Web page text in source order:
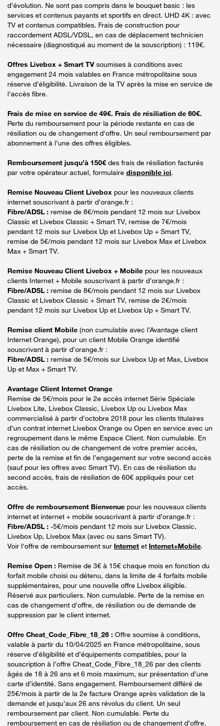
d’évolution. Ne sont pas compris dans le bouquet basic : les
services et contenus payants et sportifs en direct. UHD 4K : avec
TV et contenus compatibles. Frais de construction pour
raccordement ADSL/VDSL, en cas de déplacement technicien
nécessaire (diagnostiqué au moment de la souscription) : 119€.
Offres Livebox + Smart TV soumises à conditions avec
engagement 24 mois valables en France métropolitaine sous
réserve d’éligibilité. Livraison de la TV après la mise en service de
l'accès fibre.
Frais de mise en service de 49€. Frais de résiliation de 60€.
Perte du remboursement pour la période restante en cas de
résiliation ou de changement d'offre. Un seul remboursement par
abonnement à l’une des offres éligibles.
Remboursement jusqu’à 150€ des frais de résiliation facturés
par votre opérateur actuel, formulaire disponible ici.
Remise Nouveau Client Livebox pour les nouveaux clients
internet souscrivant à partir d’orange.fr :
Fibre/ADSL : remise de 8€/mois pendant 12 mois sur Livebox
Classic et Livebox Classic + Smart TV, remise de 7€/mois
pendant 12 mois sur Livebox Up et Livebox Up + Smart TV,
remise de 5€/mois pendant 12 mois sur Livebox Max et Livebox
Max + Smart TV.
Remise Nouveau Client Livebox + Mobile pour les nouveaux
clients Internet + Mobile souscrivant à partir d’orange.fr :
Fibre/ADSL : remise de 8€/mois pendant 12 mois sur Livebox
Classic et Livebox Classic + Smart TV, remise de 2€/mois
pendant 12 mois sur Livebox Up et Livebox Up + Smart TV.
Remise client Mobile (non cumulable avec l’Avantage client
Internet Orange), pour un client Mobile Orange identifié
souscrivant à partir d’orange.fr :
Fibre/ADSL : remise de 5€/mois sur Livebox Up et Max, Livebox
Up et Max + Smart TV.
Avantage Client Internet Orange
Remise de 5€/mois pour le 2e accès internet Série Spéciale
Livebox Lite, Livebox Classic, Livebox Up ou Livebox Max
commercialisé à partir d’octobre 2018 pour les clients titulaires
d’un contrat internet Livebox Orange ou Open en service avec un
regroupement dans le même Espace Client. Non cumulable. En
cas de résiliation ou de changement de votre premier accès,
perte de la remise et fin de l’engagement sur votre second accès
(sauf pour les offres avec Smart TV). En cas de résiliation du
second accès, frais de résiliation de 60€ appliqués pour cet
accès.
Offre de remboursement Bienvenue pour les nouveaux clients
internet et internet + mobile souscrivant à partir d’orange.fr :
Fibre/ADSL : -5€/mois pendant 12 mois sur Livebox Classic,
Livebox Up, Livebox Max (avec ou sans Smart TV).
Voir l'offre de remboursement sur Internet et Internet+Mobile.
Remise Open : Remise de 3€ à 15€ chaque mois en fonction du
forfait mobile choisi ou détenu, dans la limite de 4 forfaits mobile
supplémentaires, pour une nouvelle offre Livebox éligible.
Réservé aux particuliers. Non cumulable. Perte de la remise en
cas de changement d'offre, de résiliation ou de demande de
suppression par le client internet.
Offre Cheat_Code_Fibre_18_26 : Offre soumise à conditions,
valable à partir du 10/04/2025 en France métropolitaine, sous
réserve d’éligibilité et d’équipements compatibles, pour la
souscription à l’offre Cheat_Code_Fibre_18_26 par des clients
âgés de 18 à 26 ans et 6 mois maximum, sur présentation d’une
carte d’identité. Sans engagement. Remboursement différé de
25€/mois à partir de la 2e facture Orange après validation de la
demande et jusqu’aux 26 ans révolus du client. Un seul
remboursement par client. Non cumulable. Perte du
remboursement en cas de résiliation ou de changement d’offre.